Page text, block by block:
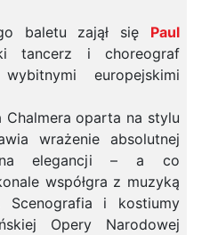
baletu zajął się Paul
tancerz i choreograf
europejskimi
Chalmera oparta na stylu
wrażenie absolutnej
elegancji – a co
współgra z muzyką
Scenografia i kostiumy
Opery Narodowej